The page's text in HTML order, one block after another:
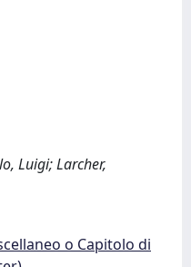
Luigi; Larcher,
o Capitolo di